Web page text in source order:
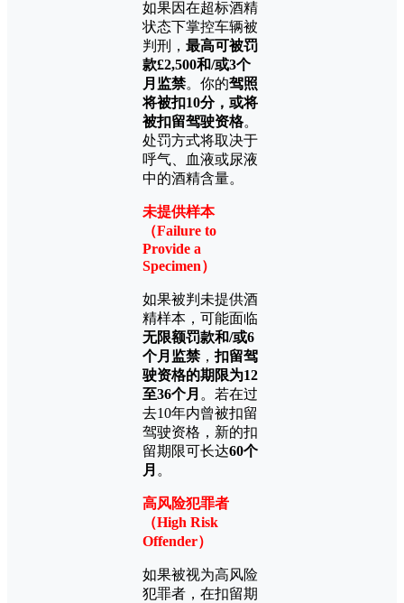
如果因在超标酒精
状态下掌控车辆被
判刑， 最高可被罚
款£2,500和/或3个
月监禁。你的驾照
将被扣10分，或将
被扣留驾驶资格。
处罚方式将取决于
呼气、血液或尿液
中的酒精含量。
未提供样本
（Failure to
Provide a
Specimen）
如果被判未提供酒
精样本，可能面临
无限额罚款和/或6
个月监禁，扣留驾
驶资格的期限为12
至36个月 。若在过
去10年内曾被扣留
驾驶资格，新的扣
留期限可长达60个
月 。
高风险犯罪者
（High Risk
Offender）
如果被视为高风险
犯罪者，在扣留期